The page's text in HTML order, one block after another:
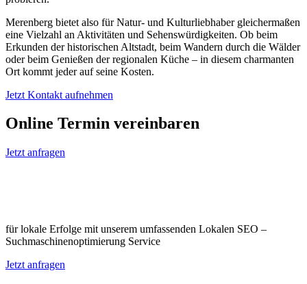
Merenberg bietet also für Natur- und Kulturliebhaber gleichermaßen
eine Vielzahl an Aktivitäten und Sehenswürdigkeiten. Ob beim
Erkunden der historischen Altstadt, beim Wandern durch die Wälder
oder beim Genießen der regionalen Küche – in diesem charmanten
Ort kommt jeder auf seine Kosten.
Jetzt Kontakt aufnehmen
Online Termin vereinbaren
Jetzt anfragen
für lokale Erfolge mit unserem umfassenden Lokalen SEO –
Suchmaschinenoptimierung Service
Jetzt anfragen